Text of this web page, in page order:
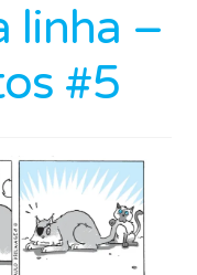
linha –
#5